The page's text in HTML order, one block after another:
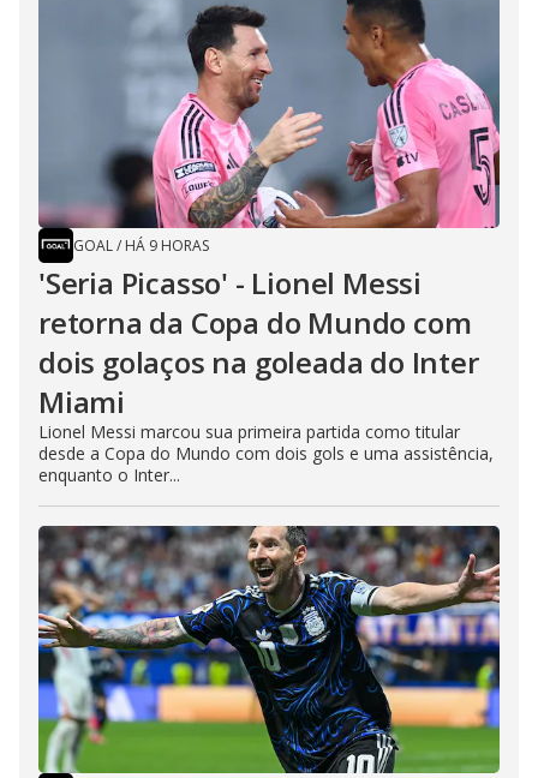
GOAL/ HÁ 9 HORAS
'Seria Picasso' - Lionel Messi
retorna da Copa do Mundo com
dois golaços na goleada do Inter
Miami
Lionel Messi marcou sua primeira partida como titular
desde a Copa do Mundo com dois gols e uma assistência,
enquanto o Inter...